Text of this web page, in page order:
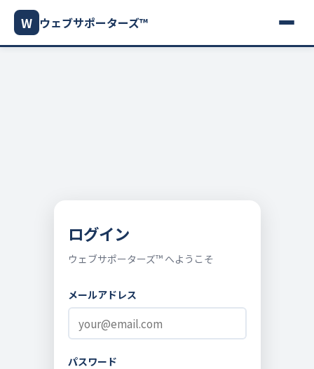
W ウェブサポーターズ™
ログイン
ウェブサポーターズ™ へようこそ
メールアドレス
パスワード